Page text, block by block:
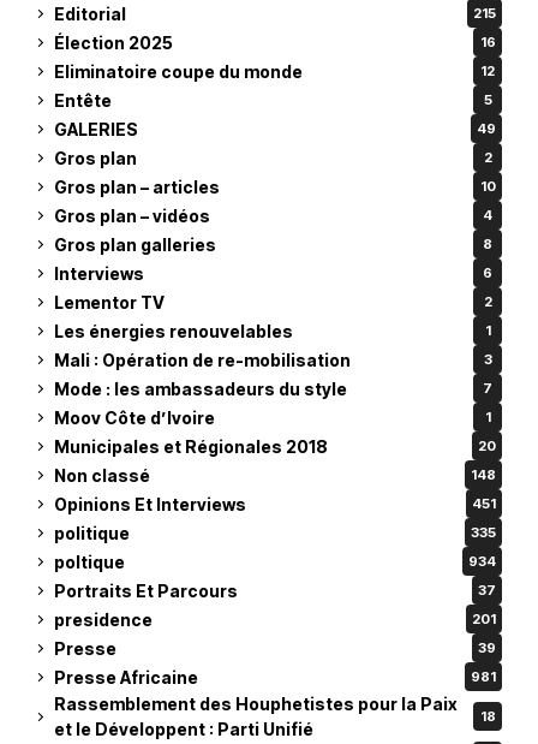
Editorial 215
Élection 2025 16
Eliminatoire coupe du monde 12
Entête 5
GALERIES 49
Gros plan 2
Gros plan – articles 10
Gros plan – vidéos 4
Gros plan galleries 8
Interviews 6
Lementor TV 2
Les énergies renouvelables 1
Mali : Opération de re-mobilisation 3
Mode : les ambassadeurs du style 7
Moov Côte d’Ivoire 1
Municipales et Régionales 2018 20
Non classé 148
Opinions Et Interviews 451
politique 335
poltique 934
Portraits Et Parcours 37
presidence 201
Presse 39
Presse Africaine 981
Rassemblement des Houphetistes pour la Paix
et le Développent : Parti Unifié
18